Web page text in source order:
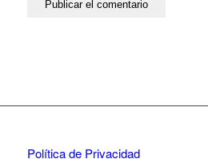
Política de Privacidad